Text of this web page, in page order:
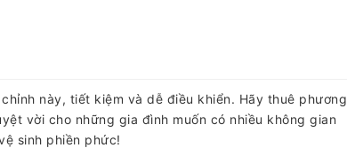
này, tiết kiệm và dễ điều khiển. Hãy thuê phương
vời cho những gia đình muốn có nhiều không gian
sinh phiền phức!